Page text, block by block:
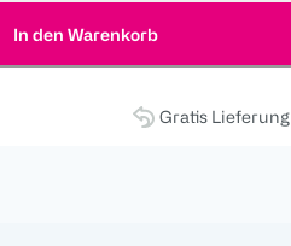
In den Warenkorb
Gratis